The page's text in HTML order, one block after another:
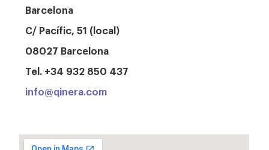
Barcelona
C/ Pacífic, 51 (local)
08027 Barcelona
Tel. +34 932 850 437
info@qinera.com